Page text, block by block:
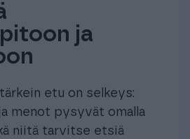
ja
etu on selkeys:
menot pysyvät omalla
niitä tarvitse etsiä